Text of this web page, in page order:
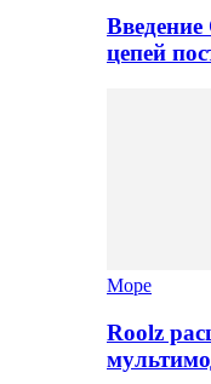
цепей
Море
Roolz